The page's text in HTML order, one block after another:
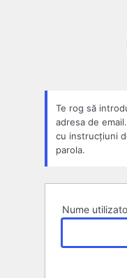
Te rog să
adresa de
cu instrucțiuni
parola.
Nume